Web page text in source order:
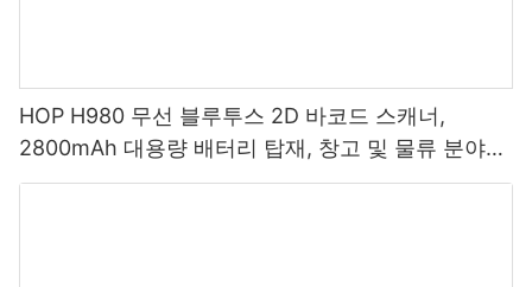
HOP H980 무선 블루투스 2D 바코드 스캐너,
2800mAh 대용량 배터리 탑재, 창고 및 물류 분야에
적합